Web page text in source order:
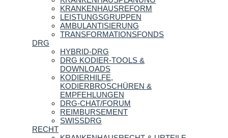
KRANKENHAUSREFORM
LEISTUNGSGRUPPEN
AMBULANTISIERUNG
TRANSFORMATIONSFONDS
DRG
HYBRID-DRG
DRG KODIER-TOOLS &
DOWNLOADS
KODIERHILFE,
KODIERBROSCHÜREN &
EMPFEHLUNGEN
DRG-CHAT/FORUM
REIMBURSEMENT
SWISSDRG
RECHT